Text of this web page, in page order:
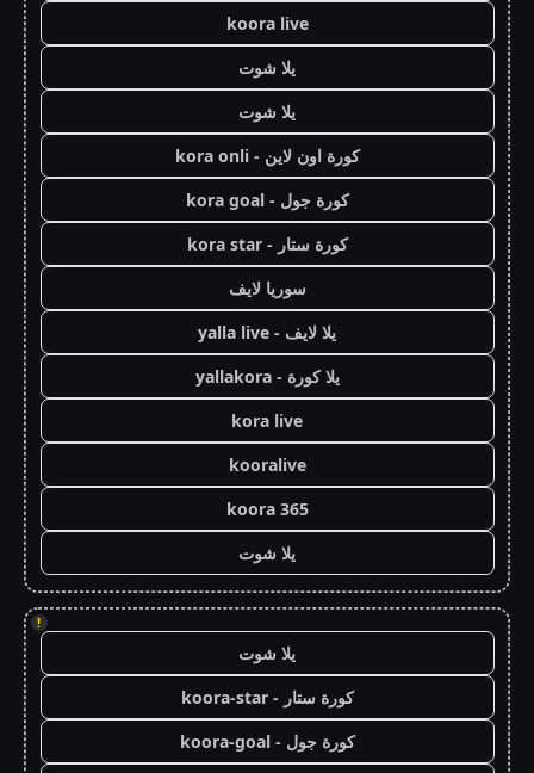
koora live
يلا شوت
يلا شوت
كورة اون لاين - kora onli
كورة جول - kora goal
كورة ستار - kora star
سوريا لايف
يلا لايف - yalla live
يلا كورة - yallakora
kora live
kooralive
koora 365
يلا شوت
!
يلا شوت
كورة ستار - koora-star
كورة جول - koora-goal